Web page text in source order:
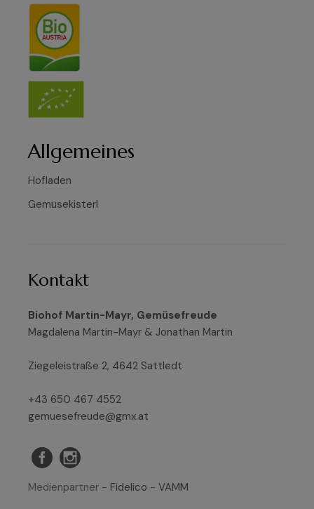
Allgemeines
Hofladen
Gemüsekisterl
Kontakt
Biohof Martin-Mayr, Gemüsefreude
Magdalena Martin-Mayr & Jonathan Martin
Ziegeleistraße 2, 4642 Sattledt
+43 650 467 4552
gemuesefreude@gmx.at
Medienpartner - Fidelico - VAMM